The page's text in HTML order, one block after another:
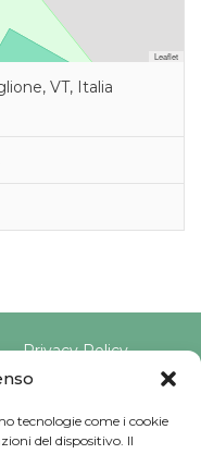
tecnologie come i cookie
del dispositivo. Il
Leaflet
VT, Italia
Privacy Policy
Italia beAPPI srl |